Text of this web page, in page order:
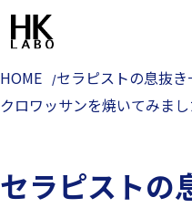
HOME セラピストの息抜き
クロワッサンを焼いてみまし
セラピストの